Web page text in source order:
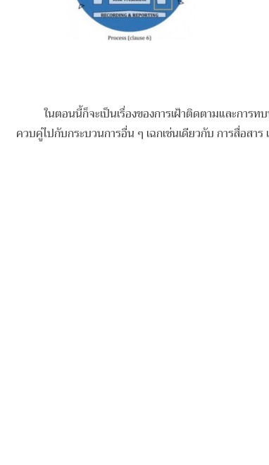
ในตอนนี้ก็จะเป็นเรื่องของการเฝ้าติดตามและการทบ
ควบคู่ไปกับกระบวนการอื่น ๆ เฉกเช่นเดียวกับ การสื่อสา